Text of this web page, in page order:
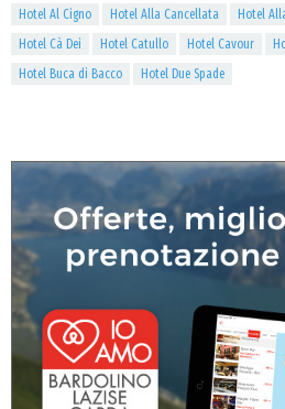
Hotel Al Cigno
Hotel Alla Cancellata Hotel
Hotel Cà Dei
Hotel Catullo Hotel Cavour
Hotel Buca di Bacco
Hotel Due Spade